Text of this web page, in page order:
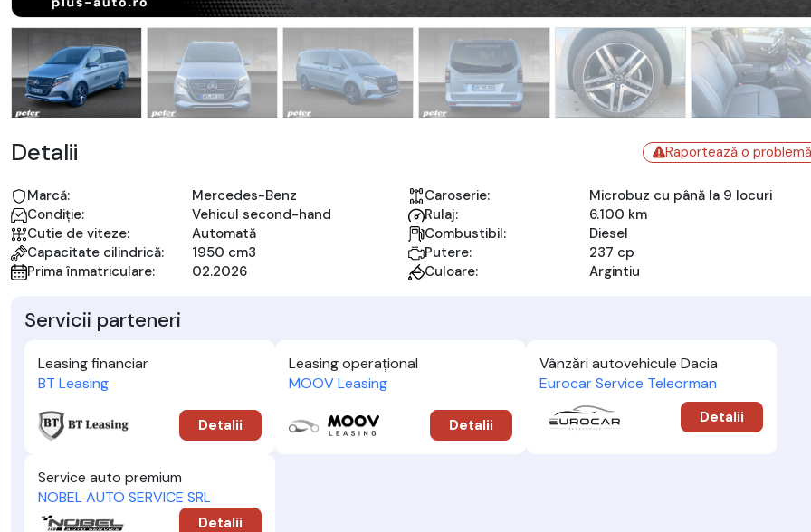
Detalii Raportează o problemă
Marcă: Mercedes-Benz Caroserie:
Microbuz cu până la 9 locuri
Condiție:
Vehicul second-hand Rulaj:
6.100 km
Cutie de viteze:
Automată Combustibil:
Diesel
Capacitate cilindrică:
1950 cm3 Putere:
237 cp
Prima înmatriculare:
02.2026 Culoare: Argintiu
Servicii parteneri
Leasing financiar
BT Leasing
Detalii
Leasing operațional
MOOV Leasing
Detalii
Vânzări autovehicule Dacia
Eurocar Service Teleorman
Detalii
Service auto premium
NOBEL AUTO SERVICE SRL
Detalii